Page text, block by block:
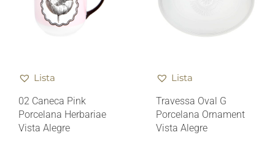
Lista
02 Caneca Pink
Porcelana Herbariae
Vista Alegre
Lista
Travessa Oval G
Porcelana Ornament
Vista Alegre